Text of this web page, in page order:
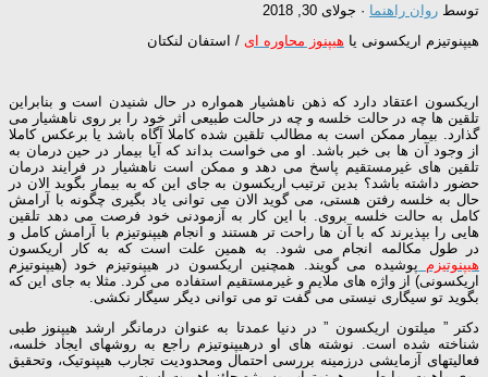
توسط روان راهنما · جولای 30, 2018
هیپنوتیزم اریکسونی یا هیپنوز محاوره ای / استفان لنکتان
اریکسون اعتقاد دارد که ذهن ناهشیار همواره در حال شنیدن است و بنابراین
تلقین ها چه در حالت خلسه و چه در حالت طبیعی اثر خود را بر روی ناهشیار می
گذارد. بیمار ممکن است به مطالب تلقین شده کاملا آگاه باشد یا برعکس کاملا
از وجود آن ها بی خبر باشد. او می خواست بداند که آیا بیمار در حین درمان به
تلقین های غیرمستقیم پاسخ می دهد و ممکن است ناهشیار در فرایند درمان
حضور داشته باشد؟ بدین ترتیب اریکسون به جای این که به بیمار بگوید الان در
حال به خلسه رفتن هستی، می گوید الان می توانی یاد بگیری چگونه با آرامش
کامل به حالت خلسه بروی. با این کار به آزمودنی خود فرصت می دهد تلقین
هایی را بپذیرند که با آن ها راحت تر هستند و انجام هیپنوتیزم با آرامش کامل و
در طول مکالمه انجام می شود. به همین علت است که به کار اریکسون
هیپنوتیزم پوشیده می گویند. همچنین اریکسون در هیپنوتیزم خود (هیپنوتیزم
اریکسونی) از واژه های ملایم و غیرمستقیم استفاده می کرد. مثلا به جای این که
بگوید تو سیگاری نیستی می گفت تو می توانی دیگر سیگار نکشی.
دکتر ” میلتون اریکسون ” در دنیا عمدتا به عنوان درمانگر ارشد هیپنوز طبی
شناخته شده است. نوشته های او درهیپنوتیزم راجع به روشهای ایجاد خلسه،
فعالیتهای آزمایشی درزمینه بررسی احتمال ومحدودیت تجارب هیپنوتیک، وتحقیق